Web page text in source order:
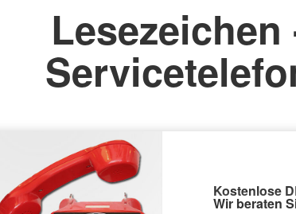
Lesezeichen
Kostenlose
Wir beraten